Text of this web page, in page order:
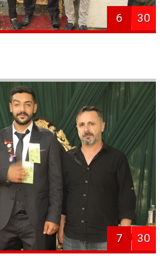
6 30
7 30